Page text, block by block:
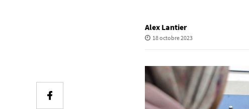
Alex Lantier
18 octobre 2023